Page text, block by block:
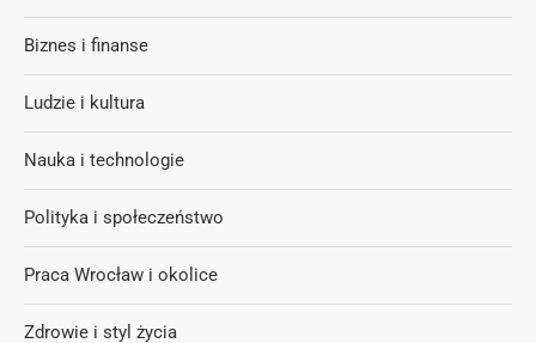
Biznes i finanse
Ludzie i kultura
Nauka i technologie
Polityka i społeczeństwo
Praca Wrocław i okolice
Zdrowie i styl życia